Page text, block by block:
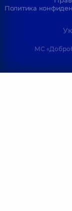
Политика
МС